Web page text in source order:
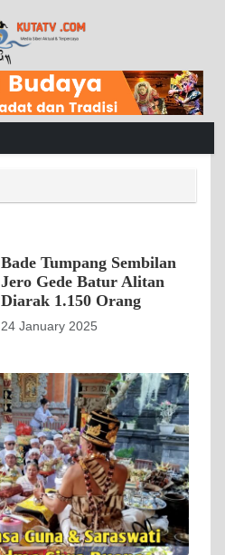
Bade Tumpang Sembilan
Jero Gede Batur Alitan
Diarak 1.150 Orang
24 January 2025